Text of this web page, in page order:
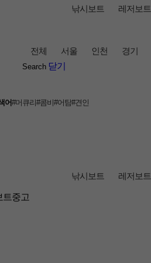
낚시보트 레저보트
전체 서울 인천 경기
닫기
어#머큐리 #콤비 #어탐#견인
낚시보트 레저보트
트중고